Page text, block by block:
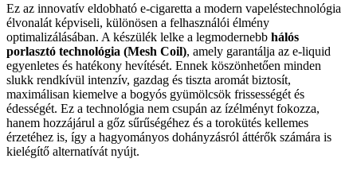
Ez az innovatív eldobható e-cigaretta a modern vapeléstechnológia
élvonalát képviseli, különösen a felhasználói élmény
optimalizálásában. A készülék lelke a legmodernebb hálós
porlasztó technológia (Mesh Coil), amely garantálja az e-liquid
egyenletes és hatékony hevítését. Ennek köszönhetően minden
slukk rendkívül intenzív, gazdag és tiszta aromát biztosít,
maximálisan kiemelve a bogyós gyümölcsök frissességét és
édességét. Ez a technológia nem csupán az ízélményt fokozza,
hanem hozzájárul a gőz sűrűségéhez és a torokütés kellemes
érzetéhez is, így a hagyományos dohányzásról áttérők számára is
kielégítő alternatívát nyújt.